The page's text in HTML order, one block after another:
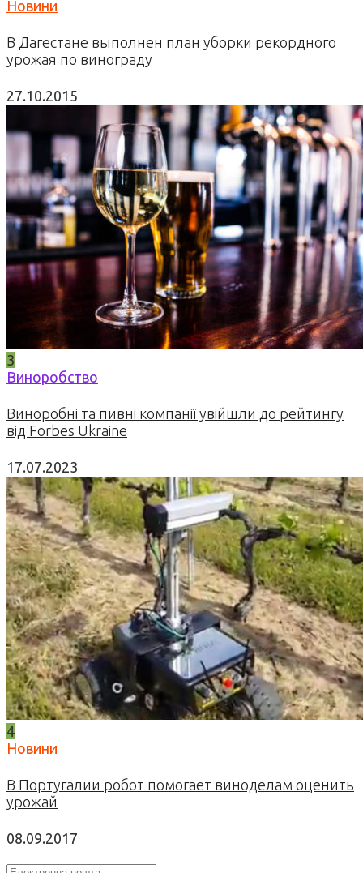
Новини
В Дагестане выполнен план уборки рекордного
урожая по винограду
27.10.2015
3
Виноробство
Виноробні та пивні компанії увійшли до рейтингу
від Forbes Ukraine
17.07.2023
4
Новини
В Португалии робот помогает виноделам оценить
урожай
08.09.2017